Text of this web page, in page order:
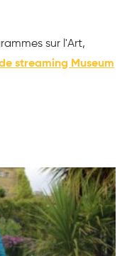
sur l'Art,
streaming Museum